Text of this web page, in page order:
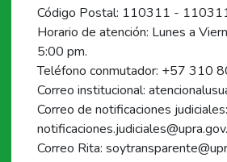
Código Postal: 110311 -
Horario de atención: Lunes a
5:00 pm.
Teléfono conmutador: +57 310
Correo institucional:
Correo de notificaciones judiciales:
Correo Rita: